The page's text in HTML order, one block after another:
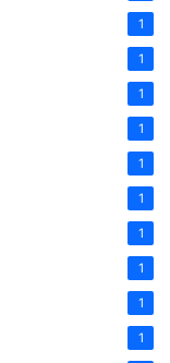
1
1
1
1
1
1
1
1
1
1